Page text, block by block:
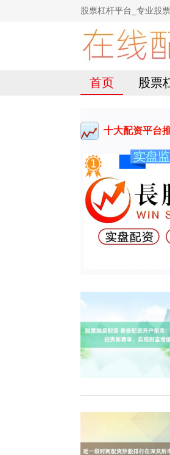
股票杠杆平台_专业股
首页 股票
十大配资平台